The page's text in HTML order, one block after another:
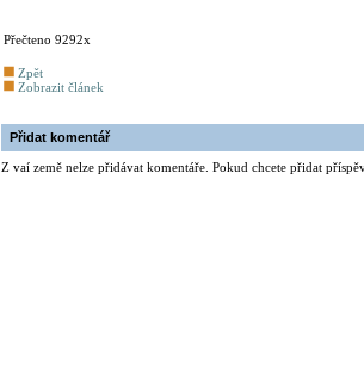
Přečteno 9292x
Zpět
Zobrazit článek
Přidat komentář
Z vaí země nelze přidávat komentáře. Pokud chcete přidat